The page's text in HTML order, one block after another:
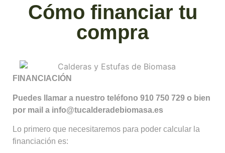
Cómo financiar tu
compra
FINANCIACIÓN
Puedes llamar a nuestro teléfono 910 750 729 o bien
por mail a info@tucalderadebiomasa.es
Lo primero que necesitaremos para poder calcular la
financiación es: